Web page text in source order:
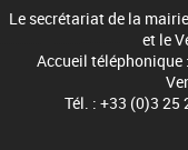
Le secrétariat de la
et le
Accueil téléphonique
Tél. : +33 (0)3 25